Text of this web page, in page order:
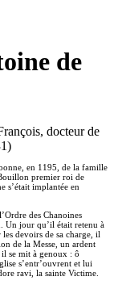
de
docteur de
en 1195, de la famille
premier roi de
s’était implantée en
des Chanoines
Un jour qu’il était retenu à
devoirs de sa charge, il
de la Messe, un ardent
se mit à genoux : ô
s’entr’ouvrent et lui
ravi, la sainte Victime.